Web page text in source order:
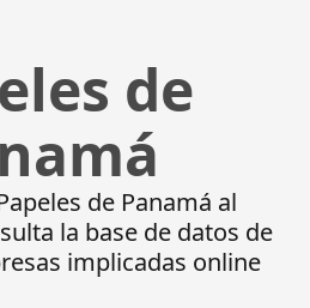
de
de Panamá al
la base de datos de
implicadas online